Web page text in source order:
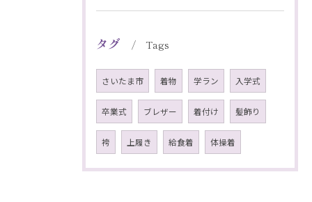
タグ Tags
さいたま市 着物 学ラン 入学式
卒業式 ブレザー 着付け 髪飾り
袴 上履き 給食着 体操着